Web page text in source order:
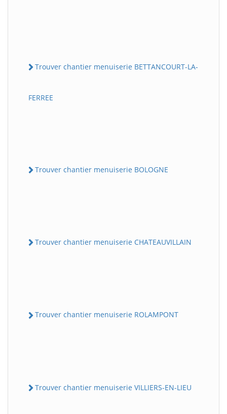
Trouver chantier menuiserie BETTANCOURT-LA-
FERREE
Trouver chantier menuiserie BOLOGNE
Trouver chantier menuiserie CHATEAUVILLAIN
Trouver chantier menuiserie ROLAMPONT
Trouver chantier menuiserie VILLIERS-EN-LIEU